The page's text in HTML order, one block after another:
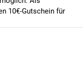
10€-Gutschein für